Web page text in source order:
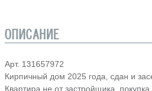
ОПИСАНИЕ
Арт. 131657972
Кирпичный дом 2025 года, cдан и
Квартира не от застройщика,